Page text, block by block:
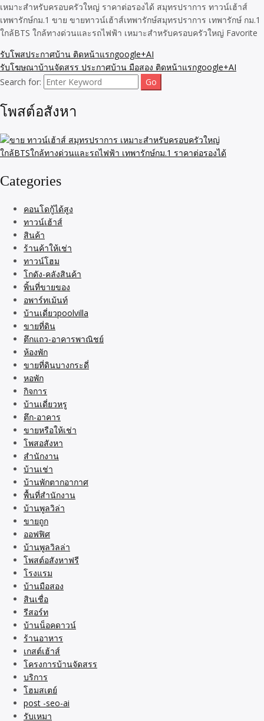
เหมาะสำหรับครอบครัวใหญ่ ราคาต่อรองได้ สมุทรปราการ ทาวน์เฮ้าส์
เทพารักษ์กม.1 ขาย ขายทาวน์เฮ้าส์เทพารักษ์สมุทรปราการ เทพารักษ์ กม.1
ใกล้BTS ใกล้ทางด่วนและรถไฟฟ้า เหมาะสำหรับครอบครัวใหญ่ Favorite
รับโพสประกาศบ้าน ติดหน้าแรกgoogle+AI
รับโฆษณาบ้านจัดสรร ประกาศบ้าน มือสอง ติดหน้าแรกgoogle+AI
Search for:
โพสต์อสังหา
Categories
คอนโดกู้ได้สูง
ทาวน์เฮ้าส์
สินค้า
ร้านค้าให้เช่า
ทาวน์โฮม
โกดัง-คลังสินค้า
พิ้นที่ขายของ
อพาร์ทเม้นท์
บ้านเดี่ยวpoolvilla
ขายที่ดิน
ตึกแถว-อาคารพาณิชย์
ห้องพัก
ขายที่ดินบางกระดี่
หอพัก
กิจการ
บ้านเดี่ยวหรู
ตึก-อาคาร
ขายหรือให้เช่า
โพสอสังหา
สำนักงาน
บ้านเช่า
บ้านพักตากอากาศ
พื้นที่สำนักงาน
บ้านพูลวิล่า
ขายถูก
ออฟฟิศ
บ้านพูลวิลล่า
โพสต์อสังหาฟรี
โรงแรม
บ้านมือสอง
สินเชื่อ
รีสอร์ท
บ้านน็อคดาวน์
ร้านอาหาร
เกสต์เฮ้าส์
โครงการบ้านจัดสรร
บริการ
โฮมสเตย์
post -seo-ai
รับเหมา